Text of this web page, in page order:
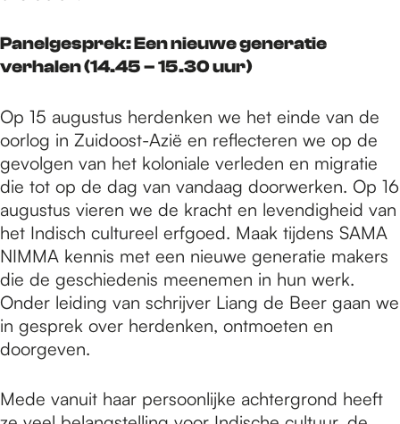
Panelgesprek: Een nieuwe generatie
verhalen (14.45 – 15.30 uur)
Op 15 augustus herdenken we het einde van de
oorlog in Zuidoost-Azië en reflecteren we op de
gevolgen van het koloniale verleden en migratie
die tot op de dag van vandaag doorwerken. Op 16
augustus vieren we de kracht en levendigheid van
het Indisch cultureel erfgoed. Maak tijdens SAMA
NIMMA kennis met een nieuwe generatie makers
die de geschiedenis meenemen in hun werk.
Onder leiding van schrijver Liang de Beer gaan we
in gesprek over herdenken, ontmoeten en
doorgeven.
Mede vanuit haar persoonlijke achtergrond heeft